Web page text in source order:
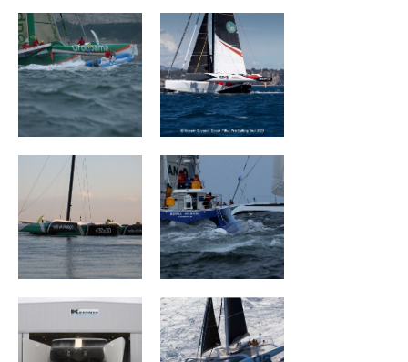
Sails Of Change ROYALE ATLANTIC
Mouse Trap ARGO